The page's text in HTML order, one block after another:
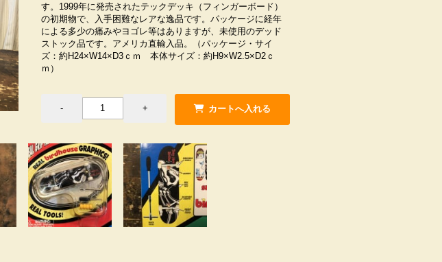
す。1999年に発売されたテックデッキ（フィンガーボード）
の初期物で、入手困難なレアな逸品です。パッケージに経年
による多少の痛みやヨゴレ等はありますが、未使用のデッド
ストック品です。アメリカ直輸入品。（パッケージ・サイ
ズ：約H24×W14×D3ｃｍ 本体サイズ：約H9×W2.5×D2ｃ
ｍ）